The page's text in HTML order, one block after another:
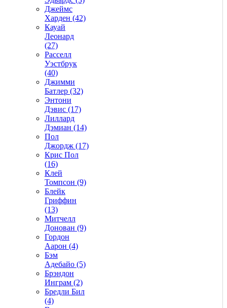
Джеймс
Харден (42)
Кауай
Леонард
(27)
Расселл
Уэстбрук
(40)
Джимми
Батлер (32)
Энтони
Дэвис (17)
Лиллард
Дэмиан (14)
Пол
Джордж (17)
Крис Пол
(16)
Клей
Томпсон (9)
Блейк
Гриффин
(13)
Митчелл
Донован (9)
Гордон
Аарон (4)
Бэм
Адебайо (5)
Брэндон
Инграм (2)
Бредли Бил
(4)